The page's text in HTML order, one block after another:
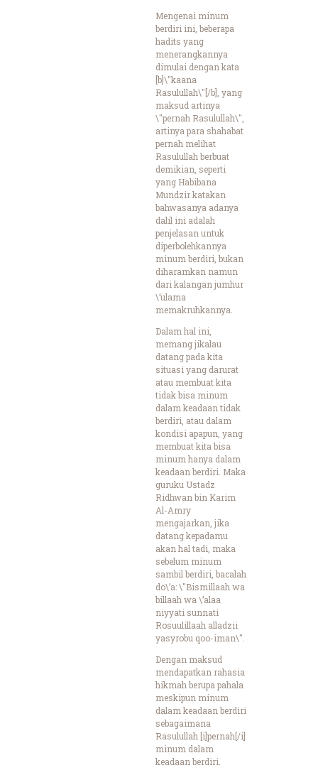
Mengenai minum
berdiri ini, beberapa
hadits yang
menerangkannya
dimulai dengan kata
[b]\"kaana
Rasulullah\"[/b], yang
maksud artinya
\"pernah Rasulullah\",
artinya para shahabat
pernah melihat
Rasulullah berbuat
demikian, seperti
yang Habibana
Mundzir katakan
bahwasanya adanya
dalil ini adalah
penjelasan untuk
diperbolehkannya
minum berdiri, bukan
diharamkan namun
dari kalangan jumhur
\’ulama
memakruhkannya.
Dalam hal ini,
memang jikalau
datang pada kita
situasi yang darurat
atau membuat kita
tidak bisa minum
dalam keadaan tidak
berdiri, atau dalam
kondisi apapun, yang
membuat kita bisa
minum hanya dalam
keadaan berdiri. Maka
guruku Ustadz
Ridhwan bin Karim
Al-Amry
mengajarkan, jika
datang kepadamu
akan hal tadi, maka
sebelum minum
sambil berdiri, bacalah
do\’a: \"Bismillaah wa
billaah wa \’alaa
niyyati sunnati
Rosuulillaah alladzii
yasyrobu qoo-iman\".
Dengan maksud
mendapatkan rahasia
hikmah berupa pahala
meskipun minum
dalam keadaan berdiri
sebagaimana
Rasulullah [i]pernah[/i]
minum dalam
keadaan berdiri.